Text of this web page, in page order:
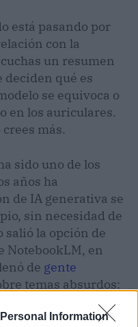
Information
está pasando por
con la
un resumen
deciden qué es
se equivoca o
en los auriculares.
más.
sido uno de los
años ha
de IA generativa se
sin necesidad de
salió la opción de
NotebookLM, en
de gente
temas absurdos:
listas de la compra,
Funcionó por